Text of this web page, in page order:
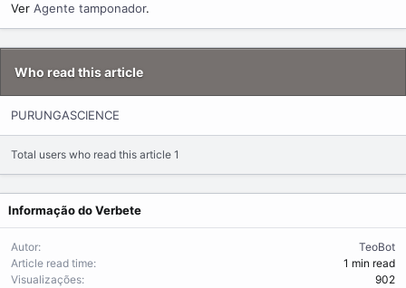
r
i
s
h
a
t
e
l
e
a
e
Ver Agente tamponador.
Who read this article
PURUNGASCIENCE
Total users who read this article 1
Informação do Verbete
Autor
TeoBot
Article read time
1 min read
Visualizações
902